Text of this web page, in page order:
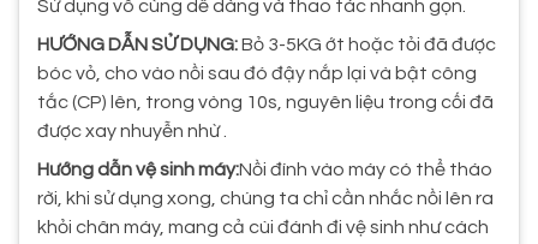
Sử dụng vô cùng dễ dàng và thao tác nhanh gọn.
HƯỚNG DẪN SỬ DỤNG:Bỏ 3-5KG ớt hoặc tỏi đã được
bóc vỏ, cho vào nồi sau đó đậy nắp lại và bật công
tắc (CP) lên, trong vòng 10s, nguyên liệu trong cối đã
được xay nhuyễn nhừ .
Hướng dẫn vệ sinh máy:Nồi đính vào máy có thể tháo
rời, khi sử dụng xong, chúng ta chỉ cần nhắc nồi lên ra
khỏi chân máy, mang cả cùi đánh đi vệ sinh như cách